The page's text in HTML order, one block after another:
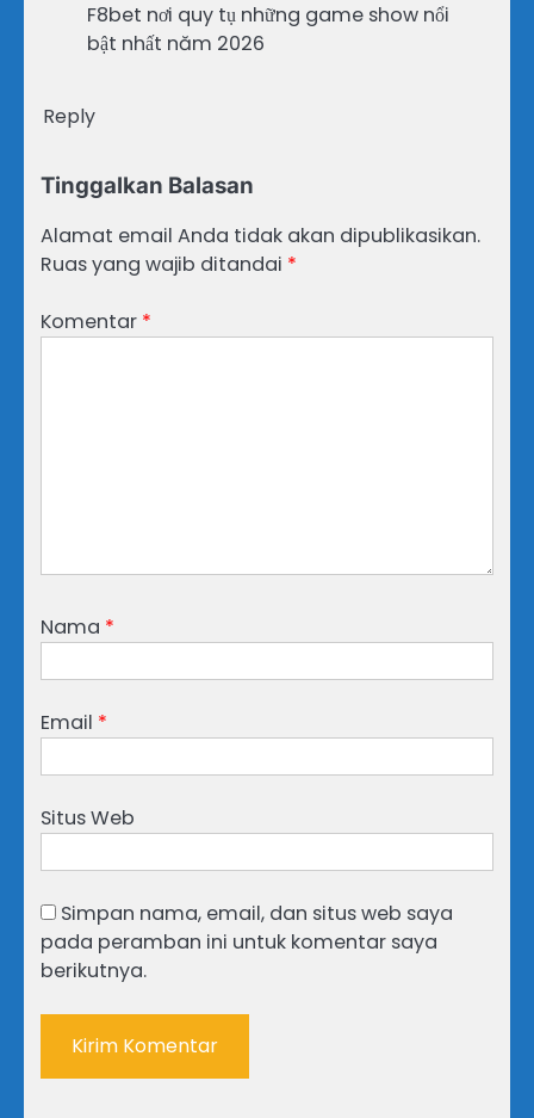
F8bet nơi quy tụ những game show nổi
bật nhất năm 2026
Reply
Tinggalkan Balasan
Alamat email Anda tidak akan dipublikasikan.
Ruas yang wajib ditandai *
Komentar *
Nama *
Email *
Situs Web
Simpan nama, email, dan situs web saya
pada peramban ini untuk komentar saya
berikutnya.